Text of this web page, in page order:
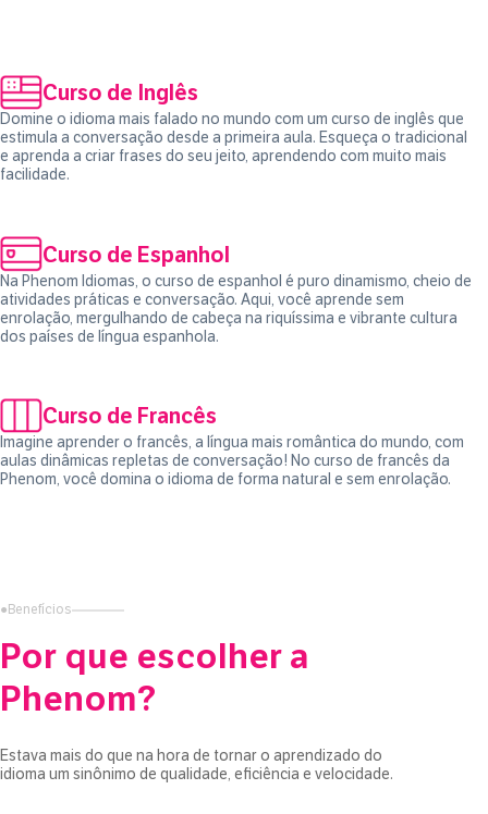
Curso de Inglês
Domine o idioma mais falado no mundo com um curso de inglês que
estimula a conversação desde a primeira aula. Esqueça o tradicional
e aprenda a criar frases do seu jeito, aprendendo com muito mais
facilidade.
Curso de Espanhol
Na Phenom Idiomas, o curso de espanhol é puro dinamismo, cheio de
atividades práticas e conversação. Aqui, você aprende sem
enrolação, mergulhando de cabeça na riquíssima e vibrante cultura
dos países de língua espanhola.
Curso de Francês
Imagine aprender o francês, a língua mais romântica do mundo, com
aulas dinâmicas repletas de conversação! No curso de francês da
Phenom, você domina o idioma de forma natural e sem enrolação.
● Benefícios
Por que escolher a
Phenom?
Estava mais do que na hora de tornar o aprendizado do
idioma um sinônimo de qualidade, eficiência e velocidade.